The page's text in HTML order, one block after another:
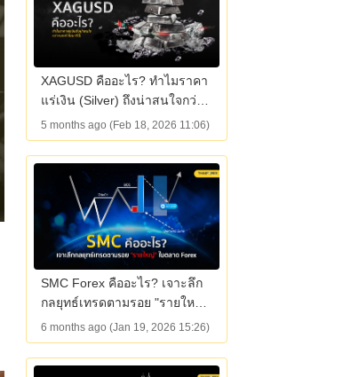
XAGUSD คืออะไร? ทำไมราคา
แร่เงิน (Silver) ถึงน่าสนใจกว่า
ทองคำ
5 months ago (Feb 18, 2026 11:06)
SMC Forex คืออะไร? เจาะลึก
กลยุทธ์เทรดตามรอย "รายใหญ่"
ในตลาด Forex
6 months ago (Jan 19, 2026 15:26)